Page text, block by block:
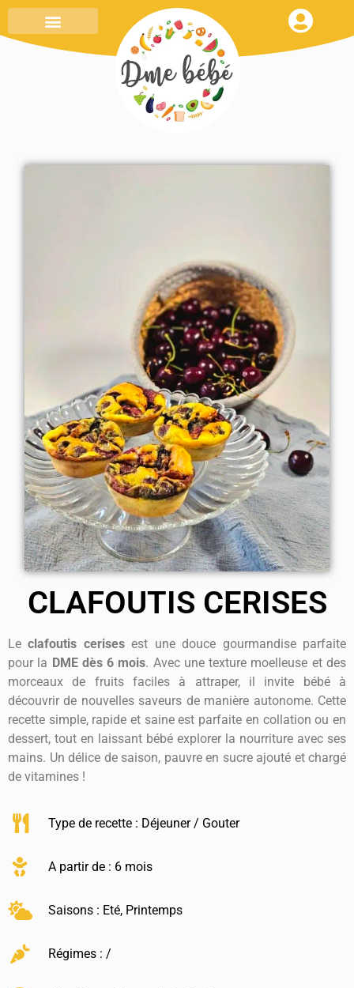
CLAFOUTIS CERISES
Leclafoutis cerisesest une douce gourmandise parfaite
pour la DME dès 6 mois. Avec une texture moelleuse et des
morceaux de fruits faciles à attraper, il invite bébé à
découvrir de nouvelles saveurs de manière autonome. Cette
recette simple, rapide et saine est parfaite en collation ou en
dessert, tout en laissant bébé explorer la nourriture avec ses
mains. Un délice de saison, pauvre en sucre ajouté et chargé
de vitamines !
Type de recette : Déjeuner / Gouter
A partir de : 6 mois
Saisons : Eté, Printemps
Régimes : /